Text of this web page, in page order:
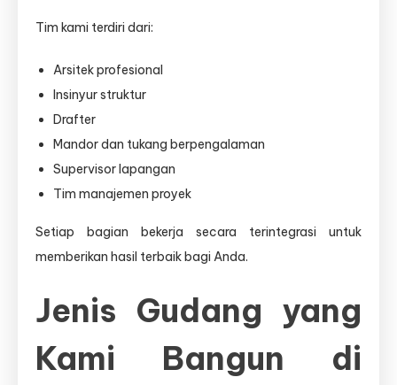
Tim kami terdiri dari:
Arsitek profesional
Insinyur struktur
Drafter
Mandor dan tukang berpengalaman
Supervisor lapangan
Tim manajemen proyek
Setiap bagian bekerja secara terintegrasi untuk
memberikan hasil terbaik bagi Anda.
Jenis Gudang yang
Kami Bangun di